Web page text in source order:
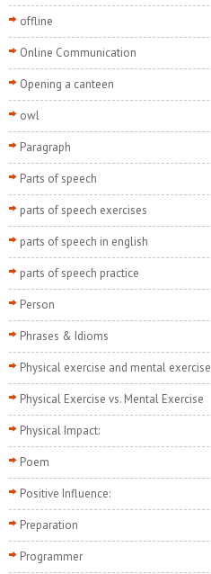
offline
Online Communication
Opening a canteen
owl
Paragraph
Parts of speech
parts of speech exercises
parts of speech in english
parts of speech practice
Person
Phrases & Idioms
Physical exercise and mental exercise
Physical Exercise vs. Mental Exercise
Physical Impact:
Poem
Positive Influence:
Preparation
Programmer